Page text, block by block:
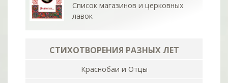
Список магазинов и церковных
лавок
СТИХОТВОРЕНИЯ РАЗНЫХ ЛЕТ
Краснобаи и Отцы